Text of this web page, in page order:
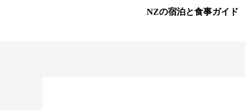
NZの宿泊と食事ガイド